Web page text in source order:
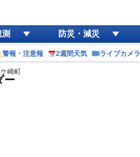
防災・減災
警報・注意報 2週間天気 ライブカメラ
崎町
ー